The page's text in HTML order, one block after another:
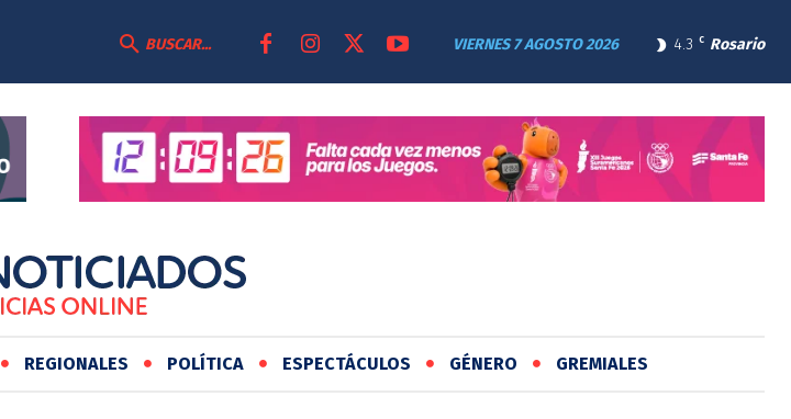
4.3 C Rosario
VIERNES 7 AGOSTO 2026
BUSCAR...
REGIONALES POLÍTICA ESPECTÁCULOS GÉNERO GREMIALES